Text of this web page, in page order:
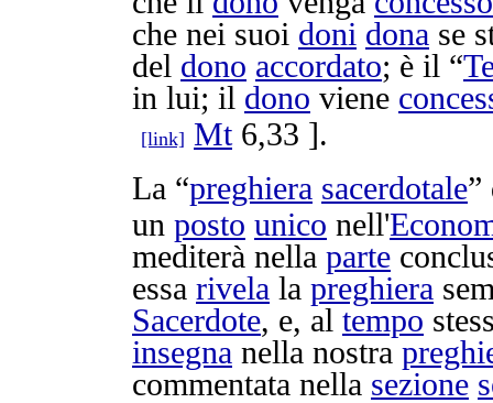
che nei suoi doni dona se
del dono accordato; è il “
in lui; il dono viene
[link] Mt6,33 ].
La “preghiera sacerdotale
un posto unico nell'
mediterà nella parte
essa rivela la preghiera
Sacerdote, e, al tempo
insegna nella nostra
commentata nella sezione